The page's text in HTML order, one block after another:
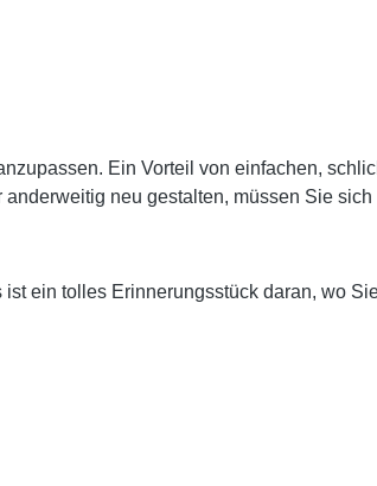
Ein Vorteil von einfachen,
neu gestalten, müssen Sie
ein tolles Erinnerungsstück daran, wo